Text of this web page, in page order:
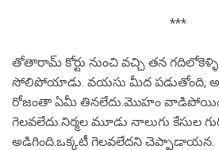
***
తోతారామ్ కోర్టు నుంచి వచ్చి తన
సోలిపోయాడు. వయసు మీద పడుతోంది,
రోజంతా ఏమీ తినలేదు.మొహం
గెలవలేదు.నిర్మల మూడు నాలుగు కేసుల
అడిగింది.ఒక్కటీ గెలవలేదని చెప్పాడాయన.